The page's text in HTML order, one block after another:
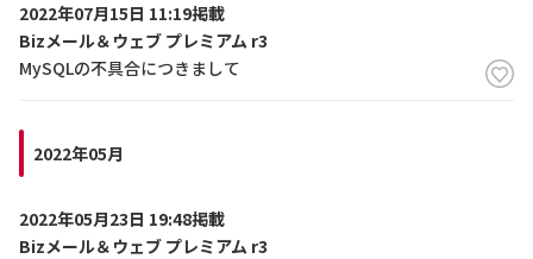
2022年07月15日 11:19掲載
Bizメール＆ウェブ プレミアム r3
MySQLの不具合につきまして
2022年05月
2022年05月23日 19:48掲載
Bizメール＆ウェブ プレミアム r3